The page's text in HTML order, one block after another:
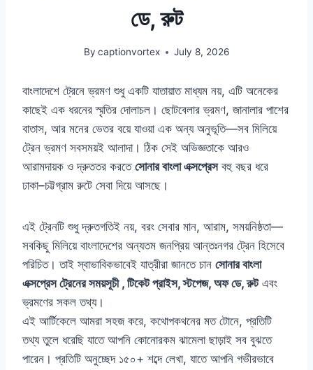
ডে, রুট
By captionvortex July 8, 2026
বাংলাদেশে ট্রেনে ভ্রমণ শুধু একটি যাতায়াত মাধ্যম নয়, এটি অনেকের
কাছেই এক ধরনের স্মৃতির দোলাচল। ছোটবেলার ভ্রমণ, জানালার পাশের
বাতাস, আর মনের ভেতর বয়ে যাওয়া এক অন্য অনুভূতি—সব মিলিয়ে
ট্রেন ভ্রমণ সবসময়ই আলাদা। ঠিক সেই অভিজ্ঞতাকে আরও
আরামদায়ক ও দ্রুততর করতে সোনার বাংলা এক্সপ্রেসবহু বছর ধরে
ঢাকা–চট্টগ্রাম রুটে সেবা দিয়ে আসছে।
এই ট্রেনটি শুধু দ্রুতগতিই নয়, বরং সেবার মান, আরাম, সময়নিষ্ঠতা—
সবকিছু মিলিয়ে বাংলাদেশের অন্যতম জনপ্রিয় আন্তঃনগর ট্রেন হিসেবে
পরিচিত। তাই স্বাভাবিকভাবেই যাত্রীরা জানতে চান সোনার বাংলা
এক্সপ্রেস ট্রেনের সময়সূচী , টিকেট প্রাইস, স্টপেজ, অফ ডে, রুটএবং
ভ্রমণের সকল তথ্য।
এই আর্টিকেলে আমরা সহজ করে, কথোপকথনের মত টোনে, প্রতিটি
তথ্য তুলে ধরেছি যাতে আপনি কোনোরকম ঝামেলা ছাড়াই সব বুঝতে
পারেন। প্রতিটি অনুচ্ছেদ ১৫০+ শব্দে লেখা, যাতে আপনি গভীরভাবে